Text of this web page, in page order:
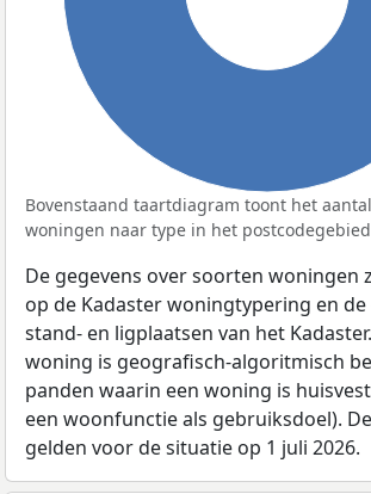
Bovenstaand taartdiagram toont het
woningen naar type in het postcodegebied
De gegevens over soorten woningen
op de Kadaster woningtypering en
stand- en ligplaatsen van het
woning is geografisch-algoritmisch
panden waarin een woning is
een woonfunctie als gebruiksdoel).
gelden voor de situatie op 1 juli 2026.